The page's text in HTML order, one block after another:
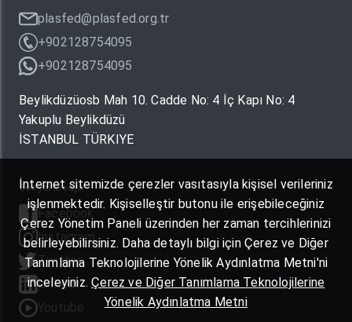
plasfed@plasfed.org.tr
+902128754095
+902128754095
Beylikdüzüosb Mah 10. Cadde No: 4 İç Kapı No: 4
Yakuplu Beylikdüzü
İSTANBUL TÜRKIYE
Sosyal Medya
Facebook
Instagram
Twitter
Linkedin
Youtube
İnternet sitemizde çerezler vasıtasıyla kişisel verileriniz
işlenmektedir. Kişiselleştir butonu ile erişebileceğiniz
Çerez Yönetim Paneli üzerinden her zaman tercihlerinizi
belirleyebilirsiniz. Daha detaylı bilgi için Çerez ve Diğer
Tanımlama Teknolojilerine Yönelik Aydınlatma Metni'ni
inceleyiniz.Çerez ve Diğer Tanımlama Teknolojilerine
Yönelik Aydınlatma Metni